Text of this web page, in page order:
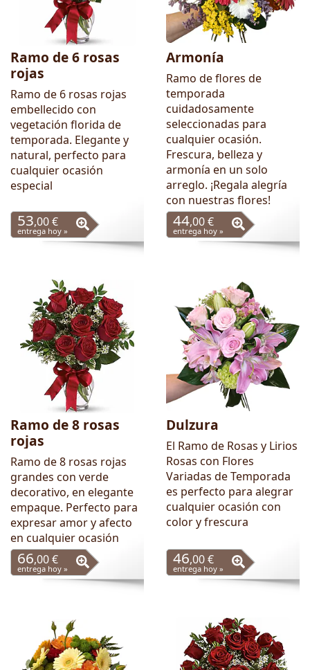
Ramo de 6 rosas
rojas
Ramo de 6 rosas rojas
embellecido con
vegetación florida de
temporada. Elegante y
natural, perfecto para
cualquier ocasión
especial
53,00 €
entrega hoy »
Armonía
Ramo de flores de
temporada
cuidadosamente
seleccionadas para
cualquier ocasión.
Frescura, belleza y
armonía en un solo
arreglo. ¡Regala alegría
con nuestras flores!
44,00 €
entrega hoy »
Ramo de 8 rosas
rojas
Ramo de 8 rosas rojas
grandes con verde
decorativo, en elegante
empaque. Perfecto para
expresar amor y afecto
en cualquier ocasión
66,00 €
entrega hoy »
Dulzura
El Ramo de Rosas y Lirios
Rosas con Flores
Variadas de Temporada
es perfecto para alegrar
cualquier ocasión con
color y frescura
46,00 €
entrega hoy »